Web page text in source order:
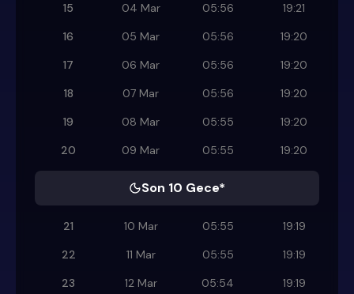
15
04 Mar 05:56
19:21
16
05 Mar 05:56
19:20
17
06 Mar 05:56
19:20
18
07 Mar 05:56
19:20
19
08 Mar 05:55
19:20
20
09 Mar 05:55 19:20
Son 10 Gece*
21 10 Mar 05:55
19:19
22
11 Mar 05:55
19:19
23
12 Mar 05:54
19:19